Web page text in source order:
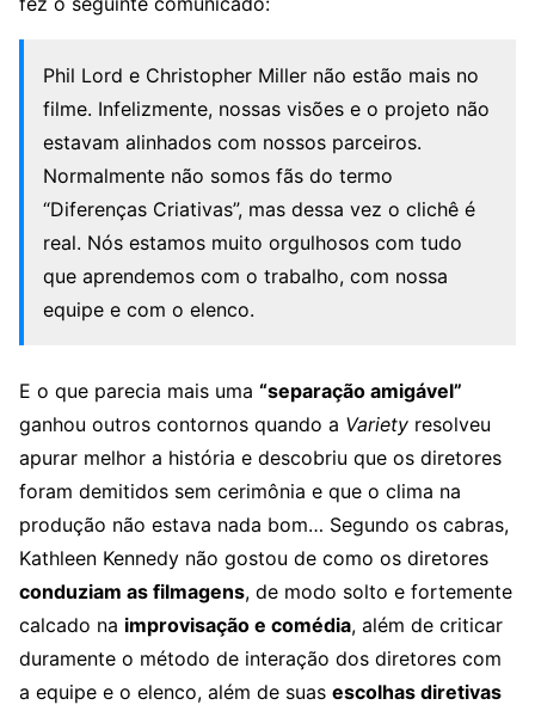
Phil Lord e Christopher Miller não estão mais no
filme. Infelizmente, nossas visões e o projeto não
estavam alinhados com nossos parceiros.
Normalmente não somos fãs do termo
“Diferenças Criativas”, mas dessa vez o clichê é
real. Nós estamos muito orgulhosos com tudo
que aprendemos com o trabalho, com nossa
equipe e com o elenco.
E o que parecia mais uma “separação amigável”
ganhou outros contornos quando a Variety resolveu
apurar melhor a história e descobriu que os diretores
foram demitidos sem cerimônia e que o clima na
produção não estava nada bom… Segundo os cabras,
Kathleen Kennedy não gostou de como os diretores
conduziam as filmagens, de modo solto e fortemente
calcado na improvisação e comédia, além de criticar
duramente o método de interação dos diretores com
a equipe e o elenco, além de suas escolhas diretivas